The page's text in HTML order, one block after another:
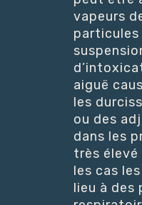
vapeurs
particules
aiguë
les
ou des
dans les
très élevé
les cas
lieu à des